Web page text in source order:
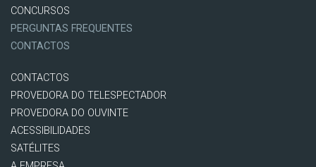
CONCURSOS
PERGUNTAS FREQUENTES
CONTACTOS
CONTACTOS
PROVEDORA DO TELESPECTADOR
PROVEDORA DO OUVINTE
ACESSIBILIDADES
SATÉLITES